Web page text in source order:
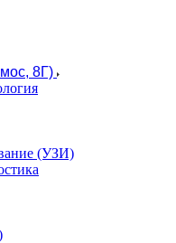
8Г)
(УЗИ)